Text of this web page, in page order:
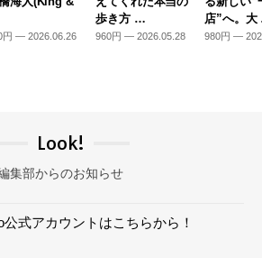
円 — 2026.06.26
歩き方 …
960円 — 2026.05.28
店”へ。
980円 —
Look!
集部からのお知らせ
公式アカウントはこちらから！